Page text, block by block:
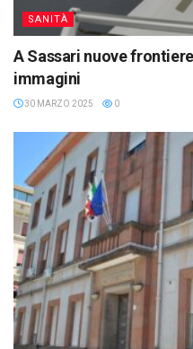
SANITÀ
A Sassari nuove
immagini
30 MARZO 2025 0